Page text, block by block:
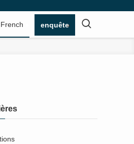
French enquête